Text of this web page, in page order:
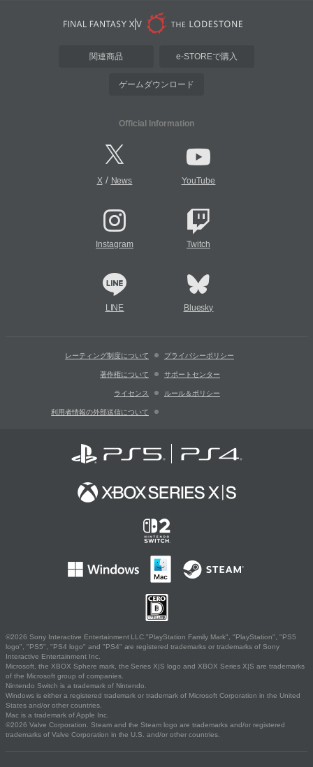
関連商品 e-STOREで購入
ゲームダウンロード
Official Information
X/ News YouTube
Instagram Twitch
LINE Bluesky
レーティング制度について プライバシーポリシー
著作権について サポートセンター
ライセンス ルール＆ポリシー
利用者情報の外部送信について
©2026 Sony Interactive Entertainment LLC."PlayStation Family Mark", "PlayStation", "PS5
logo", "PS5", "PS4 logo" and "PS4" are registered trademarks or trademarks of Sony
Interactive Entertainment Inc.
Microsoft, the XBOX Sphere mark, the Series X|S logo and XBOX Series X|S are trademarks
of the Microsoft group of companies.
Nintendo Switch is a trademark of Nintendo.
Windows is either a registered trademark or trademark of Microsoft Corporation in the United
States and/or other countries.
Mac is a trademark of Apple Inc.
©2026 Valve Corporation. Steam and the Steam logo are trademarks and/or registered
trademarks of Valve Corporation in the U.S. and/or other countries.